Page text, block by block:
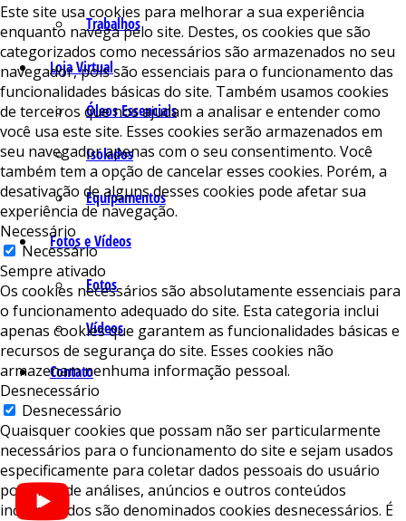
Trabalhos
Loja Virtual
Óleos Essenciais
Isolados
Equipamentos
Fotos e Vídeos
Fotos
Vídeos
Contato
Este site usa cookies para melhorar a sua experiência
enquanto navega pelo site. Destes, os cookies que são
categorizados como necessários são armazenados no seu
navegador, pois são essenciais para o funcionamento das
funcionalidades básicas do site. Também usamos cookies
de terceiros que nos ajudam a analisar e entender como
você usa este site. Esses cookies serão armazenados em
seu navegador apenas com o seu consentimento. Você
também tem a opção de cancelar esses cookies. Porém, a
desativação de alguns desses cookies pode afetar sua
experiência de navegação.
Necessário
Necessário
Sempre ativado
Os cookies necessários são absolutamente essenciais para
o funcionamento adequado do site. Esta categoria inclui
apenas cookies que garantem as funcionalidades básicas e
recursos de segurança do site. Esses cookies não
armazenam nenhuma informação pessoal.
Desnecessário
Desnecessário
Quaisquer cookies que possam não ser particularmente
necessários para o funcionamento do site e sejam usados ​​
especificamente para coletar dados pessoais do usuário
por meio de análises, anúncios e outros conteúdos
incorporados são denominados cookies desnecessários. É